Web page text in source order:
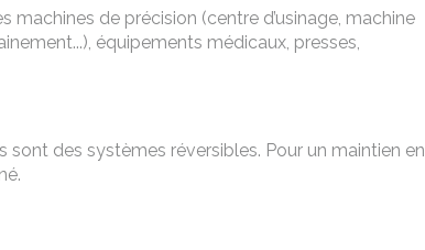
de précision (centre d’usinage, machine
équipements médicaux, presses,
sont des systèmes réversibles. Pour un maintien en